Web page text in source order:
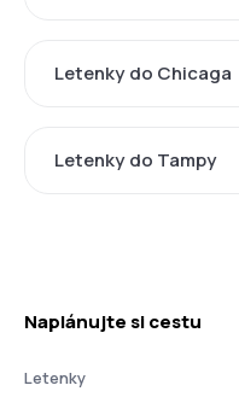
Letenky do Chicaga
Letenky do Tampy
Naplánujte si cestu
Letenky